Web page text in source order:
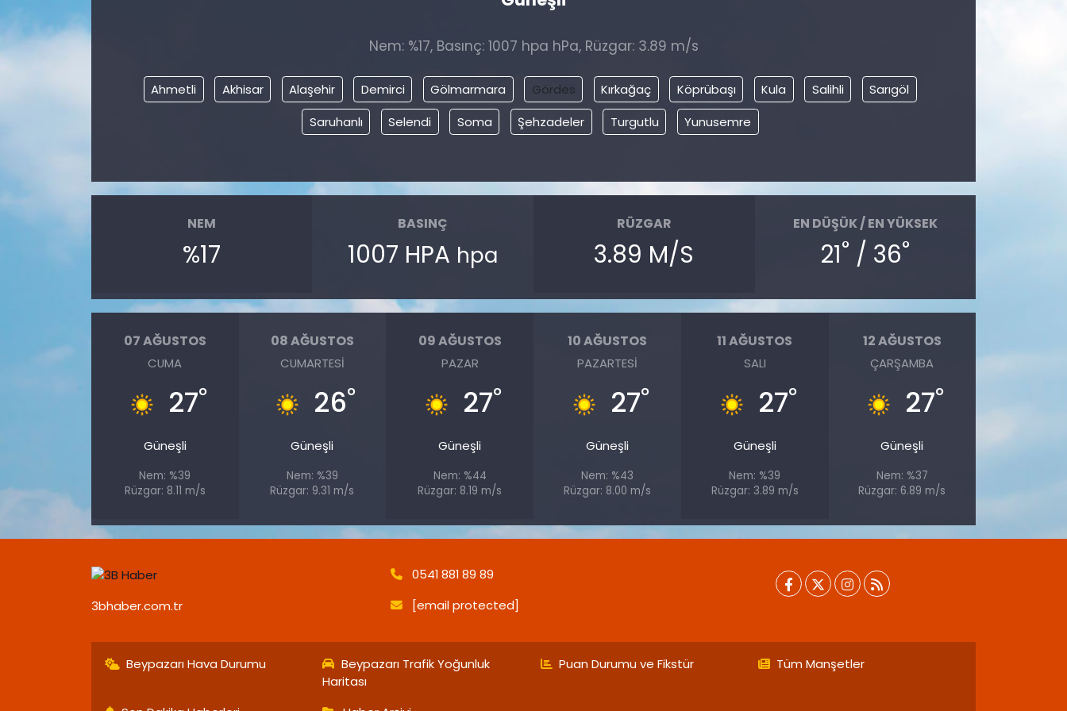
Nem: %17, Basınç: 1007 hpa hPa, Rüzgar: 3.89 m/s
Ahmetli Akhisar Alaşehir Demirci Gölmarmara Gördes Kırkağaç Köprübaşı Kula Salihli
Sarıgöl
Saruhanlı
Selendi Soma Şehzadeler Turgutlu Yunusemre
NEM
%17
BASINÇ
1007 HPA hpa
RÜZGAR
3.89 M/S
EN DÜŞÜK / EN YÜKSEK
21° / 36°
07 AĞUSTOS
CUMA
27°
Güneşli
Nem: %39
Rüzgar: 8.11 m/s
08 AĞUSTOS
CUMARTESI
26°
Güneşli
Nem: %39
Rüzgar: 9.31 m/s
09 AĞUSTOS
PAZAR
27°
Güneşli
Nem: %44
Rüzgar: 8.19 m/s
10 AĞUSTOS
PAZARTESI
27°
Güneşli
Nem: %43
Rüzgar: 8.00 m/s
11 AĞUSTOS
SALI
27°
Güneşli
Nem: %39
Rüzgar: 3.89 m/s
12 AĞUSTOS
ÇARŞAMBA
27°
Güneşli
Nem: %37
Rüzgar: 6.89 m/s
3bhaber.com.tr
0541 881 89 89
[email protected]
Beypazarı Hava Durumu
Beypazarı Trafik Yoğunluk
Haritası
Puan Durumu ve Fikstür Tüm Manşetler